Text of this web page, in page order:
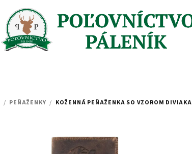
/ PEŇAŽENKY / KOŽENNÁ PEŇAŽENKA SO VZOROM DIVIAKA